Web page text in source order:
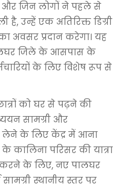
और जिन लोगों ने पहले से
है, उन्हें एक अतिरिक्त डिग्री
अवसर प्रदान करेगा। यह
जिले के आसपास के
के लिए विशेष रूप से
को घर से पढ़ने की
सामग्री और
लेने के लिए केंद्र में आना
के कालिना परिसर की यात्रा
के लिए, नए पालघर
स्थानीय स्तर पर